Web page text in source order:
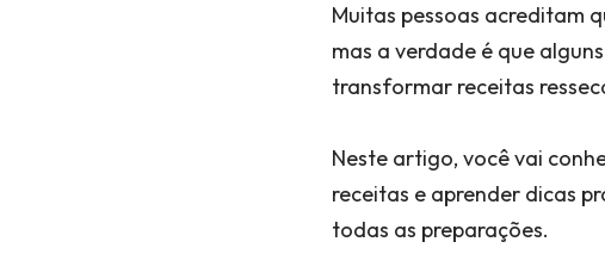
Muitas pessoas acreditam
mas a verdade é que
transformar receitas
Neste artigo, você vai
receitas e aprender dicas
todas as preparações.